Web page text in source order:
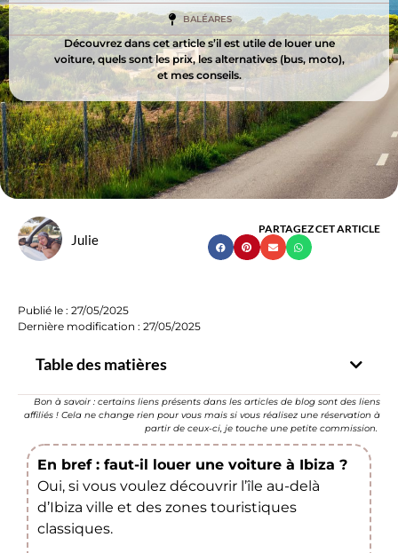
BALÉARES
Découvrez dans cet article s’il est utile de louer une
voiture, quels sont les prix, les alternatives (bus, moto),
et mes conseils.
Julie
PARTAGEZ CET ARTICLE
Publié le : 27/05/2025
Dernière modification : 27/05/2025
Table des matières
Bon à savoir : certains liens présents dans les articles de blog sont des liens
affiliés ! Cela ne change rien pour vous mais si vous réalisez une réservation à
partir de ceux-ci, je touche une petite commission.
En bref : faut-il louer une voiture à Ibiza ?
Oui, si vous voulez découvrir l’île au-delà
d’Ibiza ville et des zones touristiques
classiques.